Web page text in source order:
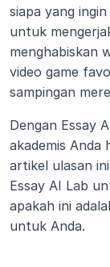
siapa yang
untuk
menghabiskan
video game
sampingan
Dengan Essay
akademis Anda
artikel ulasan
Essay AI Lab
apakah ini
untuk Anda.